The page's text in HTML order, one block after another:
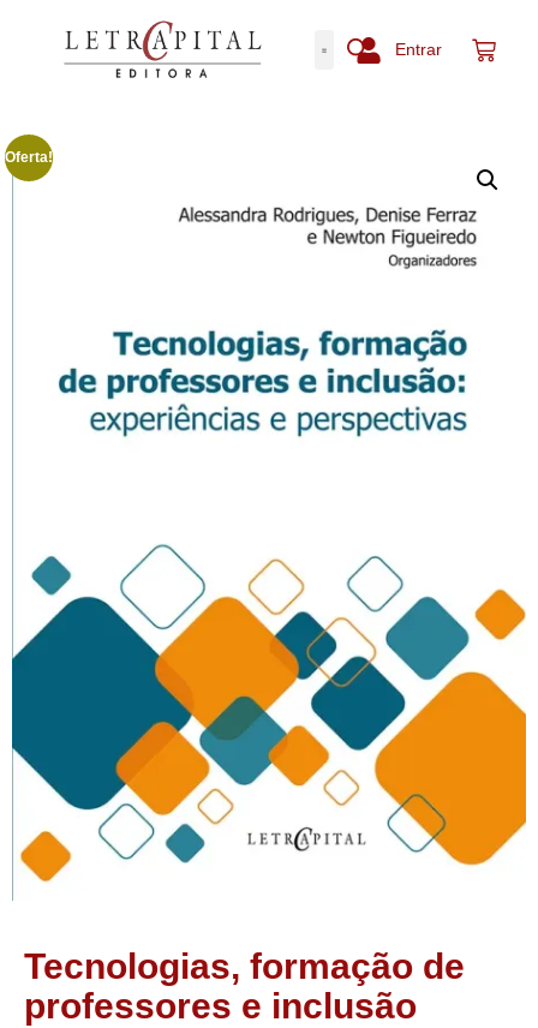
Entrar
Oferta!
Tecnologias, formação de
professores e inclusão